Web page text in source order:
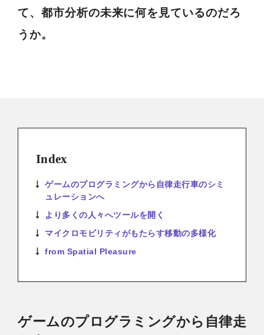
て、都市分析の未来に何を見ているのだろ
うか。
Index
ゲームのプログラミングから自律走行車のシミ
ュレーションへ
より多くの人々へツールを開く
マイクロモビリティがもたらす移動の多様化
from Spatial Pleasure
ゲームのプログラミングから自律走